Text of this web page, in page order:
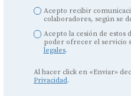
Acepto recibir
colaboradores, según se
Acepto la cesión de estos
poder ofrecer el servicio
legales.
Al hacer click en «Enviar»
Privacidad.
Audífonos